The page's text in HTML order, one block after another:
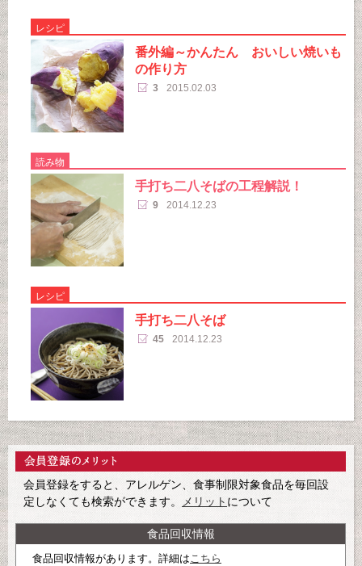
レシピ
番外編～かんたん おいしい焼いも
の作り方
3 2015.02.03
読み物
手打ち二八そばの工程解説！
9 2014.12.23
レシピ
手打ち二八そば
45 2014.12.23
会員登録をすると、アレルゲン、食事制限対象食品を毎回設
定しなくても検索ができます。
メリット について
食品回収情報
食品回収情報があります。詳細はこちら